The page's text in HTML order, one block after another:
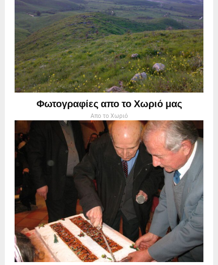
Φωτογραφίες απο το Χωριό μας
Απο το Χωριό